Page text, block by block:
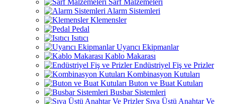
Sarf Malzemeleri
Alarm Sistemleri
Klemensler
Pedal
Isıtıcı
Uyarıcı Ekipmanlar
Kablo Makarası
Endüstriyel Fiş ve Prizler
Kombinasyon Kutuları
Buton ve Buat Kutuları
Busbar Sistemleri
Sıva Üstü Anahtar Ve